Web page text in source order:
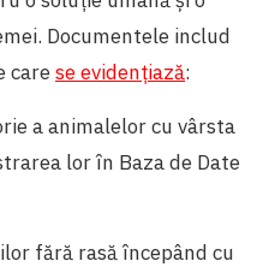
Documentele includ
carese evidențiază:
a animalelor cu vârsta
lor în Baza de Date
fără rasă începând cu